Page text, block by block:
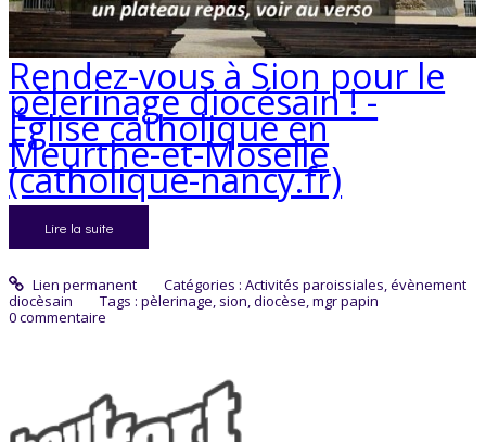
Rendez-vous à Sion pour le
pèlerinage diocésain ! -
Église catholique en
Meurthe-et-Moselle
(catholique-nancy.fr)
Lire la suite
Lien permanent Catégories : Activités paroissiales,évènement
diocèsain
Tags : pèlerinage, sion,diocèse,mgr papin
0commentaire